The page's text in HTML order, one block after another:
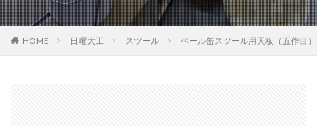
HOME 日曜大工 スツール ペール缶スツール用天板（五作目）